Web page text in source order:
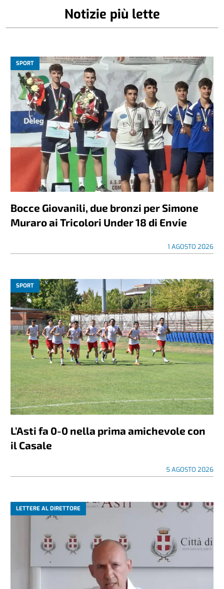
Notizie più lette
SPORT
Bocce Giovanili, due bronzi per Simone
Muraro ai Tricolori Under 18 di Envie
1 AGOSTO 2026
SPORT
L’Asti fa 0-0 nella prima amichevole con
il Casale
5 AGOSTO 2026
LETTERE AL DIRETTORE